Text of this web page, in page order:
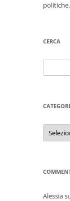
politiche.
CERCA
per:
autori
Alessia